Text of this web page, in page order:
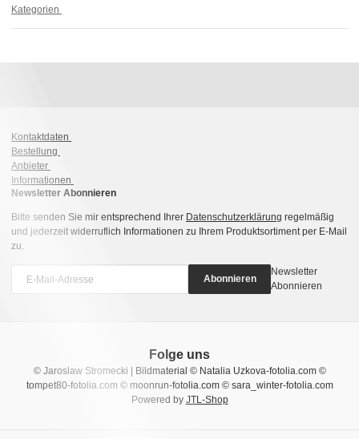
Kategorien
Kontaktdaten
Bestellung
Anbieter
Informationen
Newsletter Abonnieren
Bitte senden Sie mir entsprechend Ihrer Datenschutzerklärung regelmäßig
und jederzeit widerruflich Informationen zu Ihrem Produktsortiment per E-Mail
zu.
Abonnieren
Newsletter
Abonnieren
© Jaroslaw Stromecki | Bildmaterial © Natalia Uzkova-fotolia.com ©
tompet80-fotolia.com © moonrun-fotolia.com © sara_winter-fotolia.com
Powered by JTL-Shop
Folge uns